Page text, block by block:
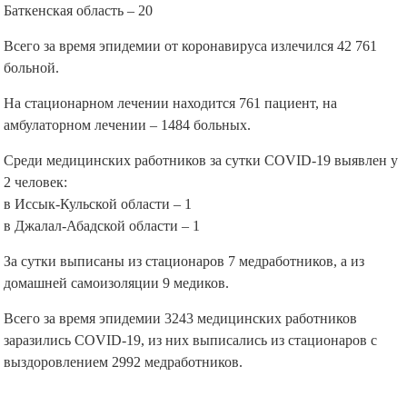
Баткенская область – 20
Всего за время эпидемии от коронавируса излечился 42 761
больной.
На стационарном лечении находится 761 пациент, на
амбулаторном лечении – 1484 больных.
Среди медицинских работников за сутки COVID-19 выявлен у
2 человек:
в Иссык-Кульской области – 1
в Джалал-Абадской области – 1
За сутки выписаны из стационаров 7 медработников, а из
домашней самоизоляции 9 медиков.
Всего за время эпидемии 3243 медицинских работников
заразились COVID-19, из них выписались из стационаров с
выздоровлением 2992 медработников.